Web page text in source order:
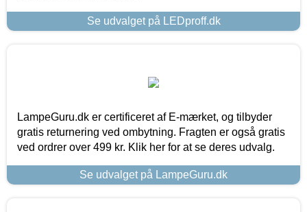
Se udvalget på LEDproff.dk
LampeGuru.dk er certificeret af E-mærket, og tilbyder
gratis returnering ved ombytning. Fragten er også gratis
ved ordrer over 499 kr. Klik her for at se deres udvalg.
Se udvalget på LampeGuru.dk